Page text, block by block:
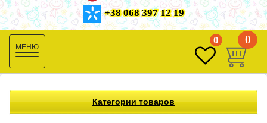
+38 068 397 12 19
Toggle
navigation
0 0
Категории товаров